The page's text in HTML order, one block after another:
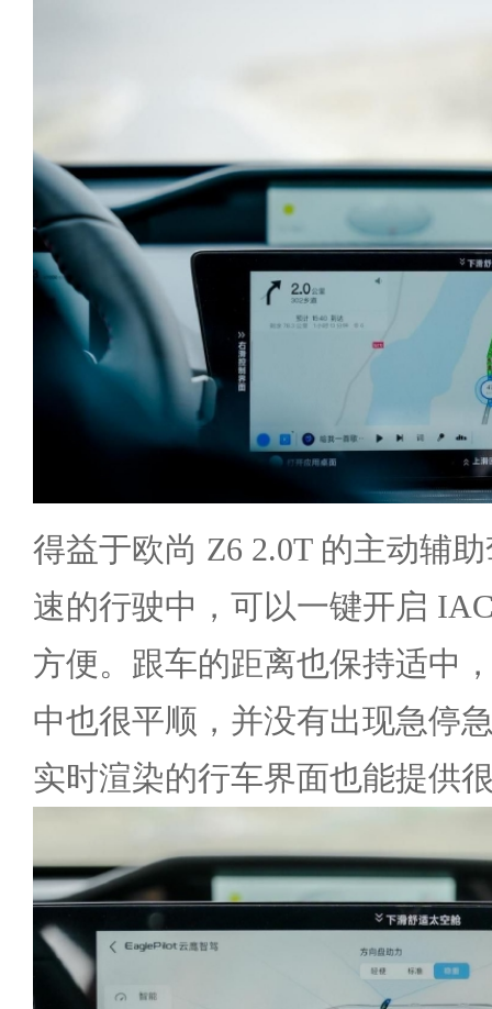
得益于欧尚 Z6 2.0T 的主动辅
速的行驶中，可以一键开启
方便。跟车的距离也保持适中
中也很平顺，并没有出现急停
实时渲染的行车界面也能提供